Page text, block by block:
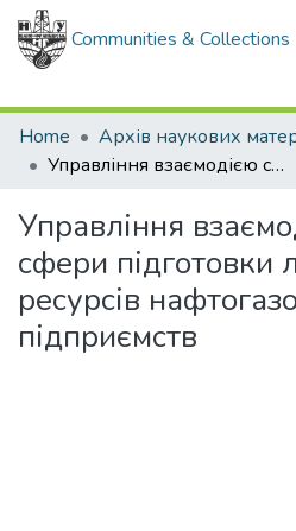
Communities & Collections
Home
Управління взаємодією суб’єктів сфери підготовки людських ресурсів нафтогазових підприємств
Управління
сфери підготовки
ресурсів
підприємств